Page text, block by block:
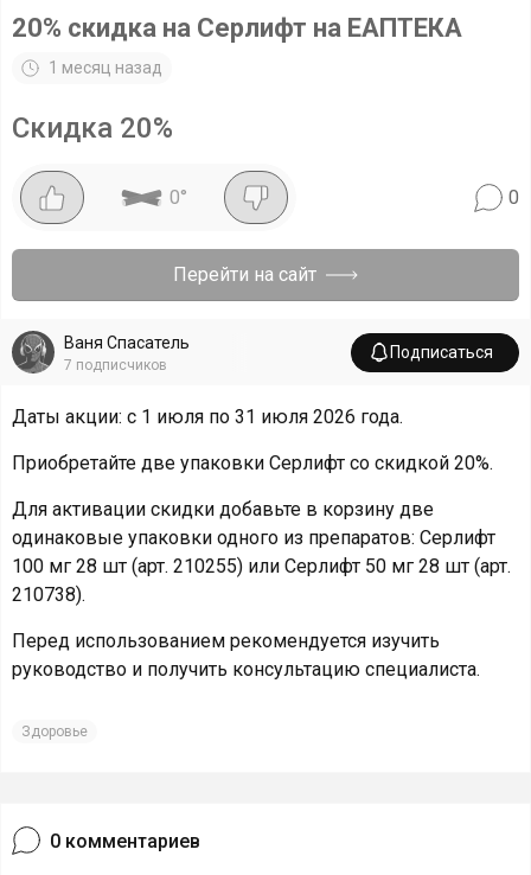
20% скидка на Серлифт на ЕАПТЕКА
1 месяц назад
Скидка 20%
0° 0
Перейти на сайт
Ваня Спасатель
7 подписчиков
Подписаться
Даты акции: с 1 июля по 31 июля 2026 года.
Приобретайте две упаковки Серлифт со скидкой 20%.
Для активации скидки добавьте в корзину две
одинаковые упаковки одного из препаратов: Серлифт
100 мг 28 шт (арт. 210255) или Серлифт 50 мг 28 шт (арт.
210738).
Перед использованием рекомендуется изучить
руководство и получить консультацию специалиста.
Здоровье
0 комментариев